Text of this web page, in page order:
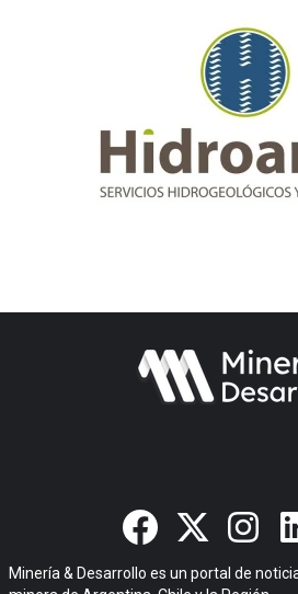
Minería & Desarrollo es un portal de